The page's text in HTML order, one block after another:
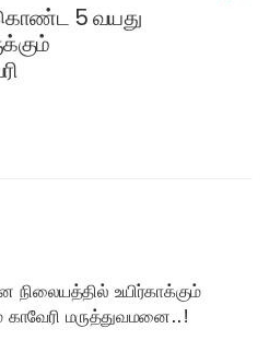
கொண்ட 5 வயது
உயிர்காக்கும்
காவேரி மருத்துவமனை..!